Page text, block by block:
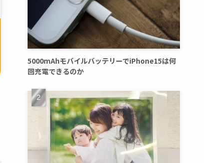
5000mAhモバイルバッテリーでiPhone15は何
回充電できるのか